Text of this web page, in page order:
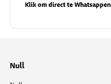
Klik om direct te Whatsappen
Null